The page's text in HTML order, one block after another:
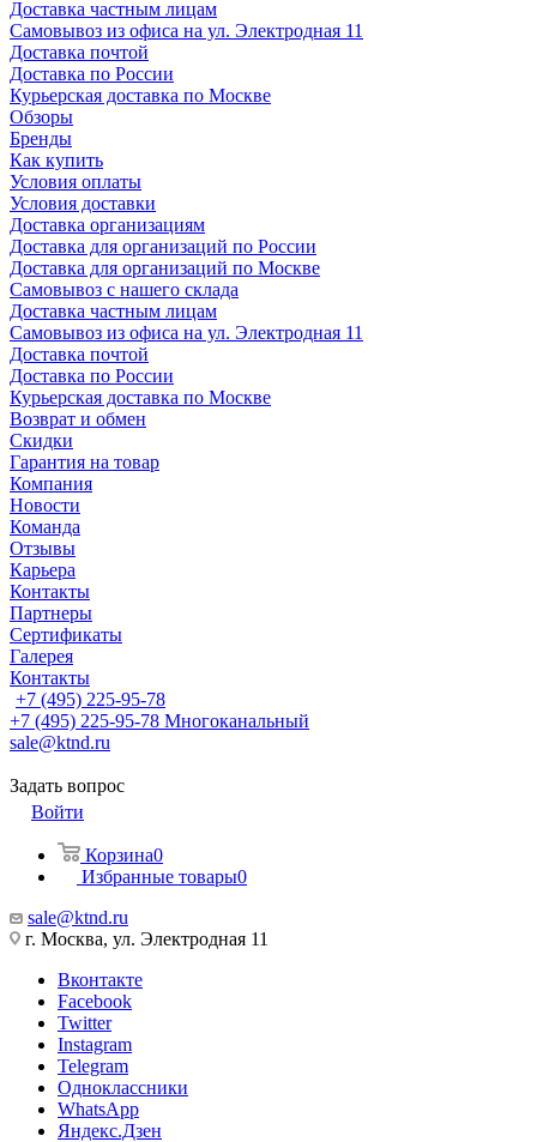
Доставка частным лицам
Самовывоз из офиса на ул. Электродная 11
Доставка почтой
Доставка по России
Курьерская доставка по Москве
Обзоры
Бренды
Как купить
Условия оплаты
Условия доставки
Доставка организациям
Доставка для организаций по России
Доставка для организаций по Москве
Самовывоз с нашего склада
Доставка частным лицам
Самовывоз из офиса на ул. Электродная 11
Доставка почтой
Доставка по России
Курьерская доставка по Москве
Возврат и обмен
Скидки
Гарантия на товар
Компания
Новости
Команда
Отзывы
Карьера
Контакты
Партнеры
Сертификаты
Галерея
Контакты
+7 (495) 225-95-78
+7 (495) 225-95-78 Многоканальный
sale@ktnd.ru
Задать вопрос
Войти
Корзина0
Избранные товары0
sale@ktnd.ru
г. Москва, ул. Электродная 11
Вконтакте
Facebook
Twitter
Instagram
Telegram
Одноклассники
WhatsApp
Яндекс.Дзен